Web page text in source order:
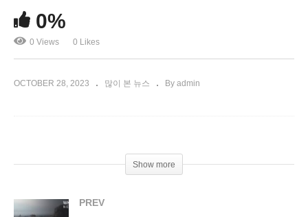
0%
0 Views 0 Likes
OCTOBER 28, 2023 많이 본 뉴스 By admin
Show more
PREV